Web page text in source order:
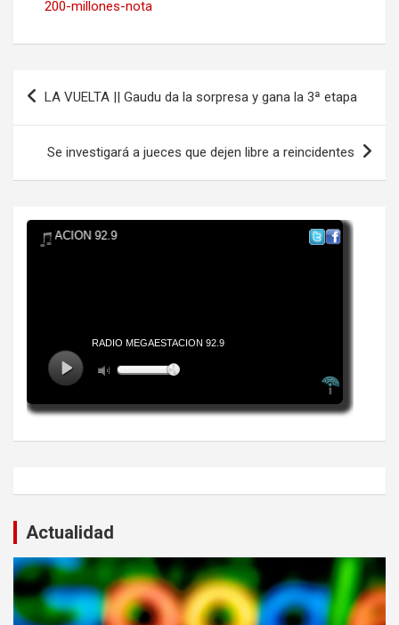
200-millones-nota
Navegación
entradas
LA VUELTA || Gaudu da la sorpresa y gana la 3ª etapa
Se investigará a jueces que dejen libre a reincidentes
Actualidad